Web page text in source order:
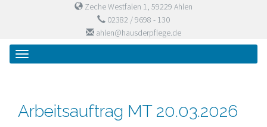
Zeche Westfalen 1, 59229 Ahlen
02382 / 9698 - 130
ahlen@hausderpflege.de
Primary
Menu
Skip
Haus der Pflege
Arbeitsauftrag MT 20.03.2026